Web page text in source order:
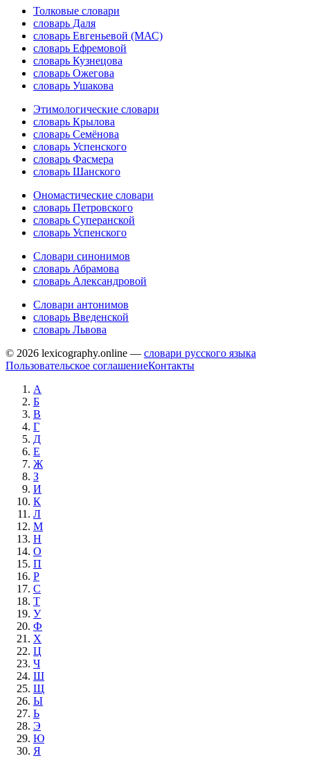
Толковые словари
словарь Даля
словарь Евгеньевой (МАС)
словарь Ефремовой
словарь Кузнецова
словарь Ожегова
словарь Ушакова
Этимологические словари
словарь Крылова
словарь Семёнова
словарь Успенского
словарь Фасмера
словарь Шанского
Ономастические словари
словарь Петровского
словарь Суперанской
словарь Успенского
Словари синонимов
словарь Абрамова
словарь Александровой
Словари антонимов
словарь Введенской
словарь Львова
© 2026 lexicography.online — словари русского языка
Пользовательское соглашениеКонтакты
А
Б
В
Г
Д
Е
Ж
З
И
К
Л
М
Н
О
П
Р
С
Т
У
Ф
Х
Ц
Ч
Ш
Щ
Ы
Ь
Э
Ю
Я